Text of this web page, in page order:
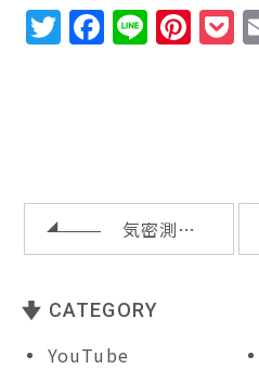
T
w
F
a
o
o
k
Li
n
Pi
n
st
P
o
t
気密測定と無垢材の造作
CATEGORY
YouTube